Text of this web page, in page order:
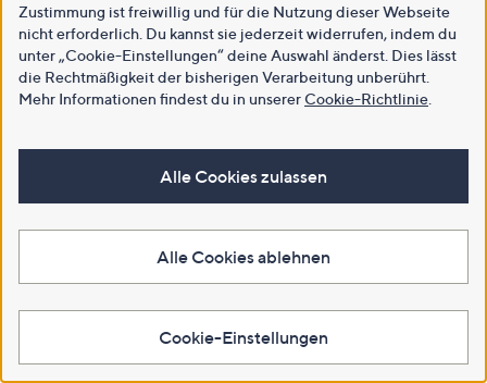
Zustimmung ist freiwillig und für die Nutzung dieser Webseite
nicht erforderlich. Du kannst sie jederzeit widerrufen, indem du
unter „Cookie-Einstellungen“ deine Auswahl änderst. Dies lässt
die Rechtmäßigkeit der bisherigen Verarbeitung unberührt.
Mehr Informationen findest du in unsererCookie-Richtlinie
Alle Cookies zulassen
Alle Cookies ablehnen
Cookie-Einstellungen